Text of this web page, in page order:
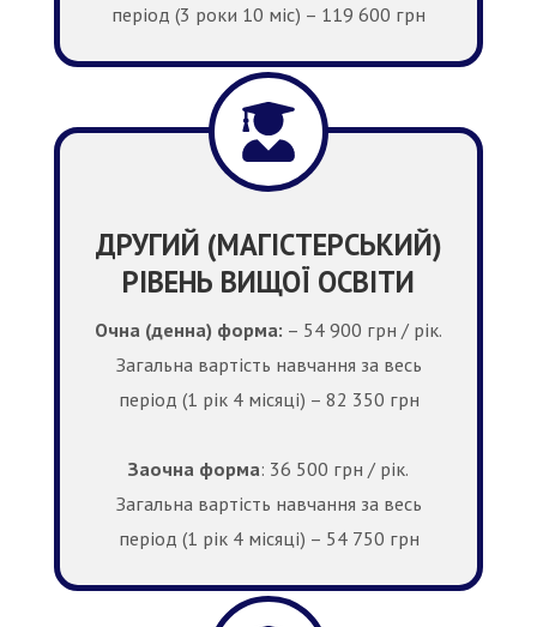
період (3 роки 10 міс) – 119 600 грн
ДРУГИЙ (МАГІСТЕРСЬКИЙ)
РІВЕНЬ ВИЩОЇ ОСВІТИ
Очна (денна) форма: – 54 900 грн / рік.
Загальна вартість навчання за весь
період (1 рік 4 місяці) – 82 350 грн
Заочна форма: 36 500 грн / рік.
Загальна вартість навчання за весь
період (1 рік 4 місяці) – 54 750 грн